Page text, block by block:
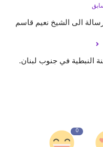
رسالة الى الشيخ نعيم قاسم
النبطية في جنوب لبنان.
0